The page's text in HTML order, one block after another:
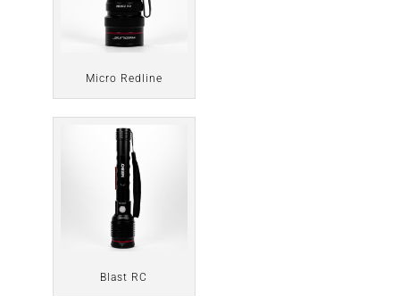
Micro Redline
Blast RC